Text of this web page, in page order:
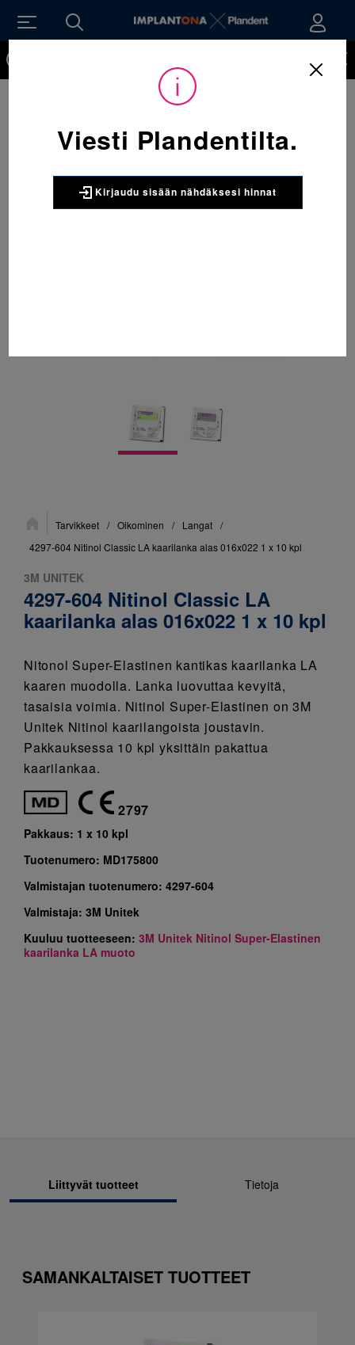
Sijainti:Tarvikkeet / Oikominen / Langat /
4297-604 Nitinol Classic LA kaarilanka alas 016x022 1 x 10 kpl
3M UNITEK
4297-604 Nitinol Classic LA
kaarilanka alas 016x022 1 x 10 kpl
Nitonol Super-Elastinen kantikas kaarilanka LA
kaaren muodolla. Lanka luovuttaa kevyitä,
tasaisia voimia. Nitinol Super-Elastinen on 3M
Unitek Nitinol kaarilangoista joustavin.
Pakkauksessa 10 kpl yksittäin pakattua
kaarilankaa.
2797
Pakkaus: 1 x 10 kpl
Tuotenumero: MD175800
Valmistajan tuotenumero: 4297-604
Valmistaja: 3M Unitek
Kuuluu tuotteeseen: 3M Unitek Nitinol Super-Elastinen
kaarilanka LA muoto
Liittyvät tuotteet Tietoja
SAMANKALTAISET TUOTTEET
Viesti Plandentilta.
Kirjaudu sisään nähdäksesi hinnat